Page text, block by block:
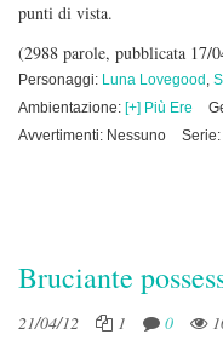
punti di vista.
(2988 parole, pubblicata 17/
Personaggi: Luna Lovegood ,
Ambientazione: [+] Più Ere
Avvertimenti: Nessuno
Bruciante
21/04/12 1 0